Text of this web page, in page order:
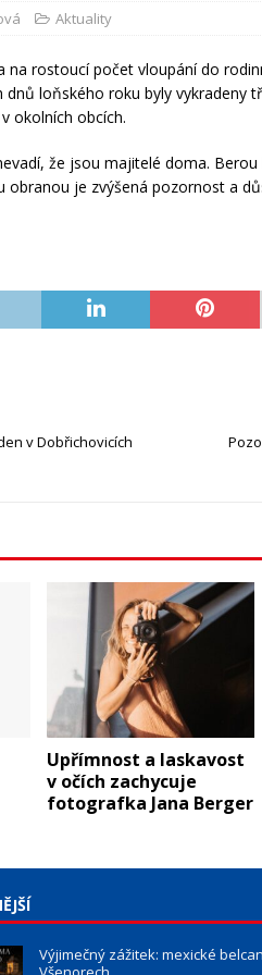
Aktuality
na rostoucí počet vloupání do
loňského roku byly vykradeny
okolních obcích.
že jsou majitelé doma.
obranou je zvýšená pozornost a
v Dobřichovicích
Upřímnost a laskavost
v očích zachycuje
fotografka Jana Berger
Výjimečný zážitek: mexické